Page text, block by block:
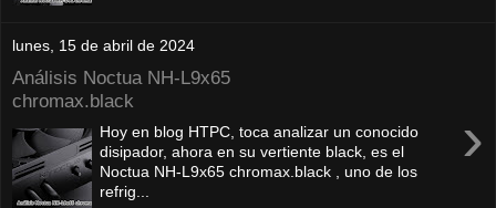
lunes, 15 de abril de 2024
Análisis Noctua NH-L9x65
chromax.black
›
Hoy en blog HTPC, toca analizar un conocido
disipador, ahora en su vertiente black, es el
Noctua NH-L9x65 chromax.black , uno de los
refrig...